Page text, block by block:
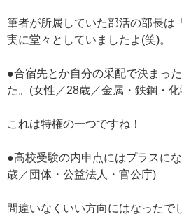
筆者が所属していた部活の部長は
実に堂々としていましたよ(笑)。
●合宿先とか自分の采配で決まっ
た。(女性／28歳／金属・鉄鋼・化
これは特権の一つですね！
●高校受験の内申点にはプラスに
歳／団体・公益法人・官公庁)
間違いなくいい方向にはなったで